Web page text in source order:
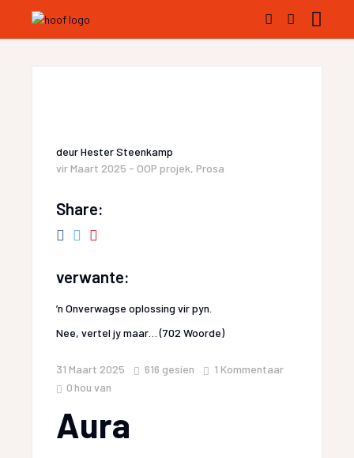
deurHester Steenkamp
vir Maart 2025 - OOP projek, Prosa
Share:
verwante:
’n Onverwagse oplossing vir pyn.
Nee, vertel jy maar… (702 Woorde)
31 Maart 2025 616 gesien
1 Kommentaar
0 hou van
Aura